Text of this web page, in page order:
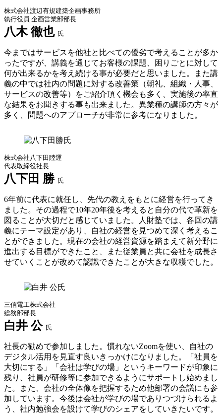
株式会社渡辺有規建築企画事務所
執行役員 企画営業部部長
八木 徹也 氏
今まではサービスを他社と比べての優劣で考えることが多か
ったですが、講義を通じてお客様の課題、困りごとに対して
何が出来るかを考え続ける事が必要だと思いました。また講
義の中では社内の問題に対する改善策（朝礼、組織・人事、
サービスの改善等）をご紹介頂く機会も多く、実施後の率直
な結果をお聞きする事も出来ました。異業種の講師の方々が
多く、問題へのアプローチが非常に参考になりました。
株式会社八下田陸運
代表取締役社長
八下田 勝 氏
6年前に代表に就任し、先代の教えをもとに経営を行ってき
ました。その過程で10年20年後を考えると自分の代で革新を
図ることが大切だと感じていました。人財塾では、各回の講
義にテーマ設定があり、自社の経営を見つめて深く考えるこ
とができました。現在の会社の経営資源を踏まえて新分野に
進出する目標ができたこと、また従業員と共に会社を成長さ
せていくことが改めて認識できたことが大きな収穫でした。
三信電工株式会社
総務部部長
白井 公 氏
社長の勧めで参加しました。慣れないZoomを使い、自社の
デジタル活用を見直す良いきっかけになりました。「社員を
大切にする」「会社は学びの場」というキーワードが印象に
残り、社員が研修等に参加できるようにサポートし始めまし
た。また、会社の全体像を把握するため他部署の会議にも参
加しています。今後は会社が学びの場でありつづけられるよ
う、社内勉強会を設けて学びのシェアをしていきたいです。